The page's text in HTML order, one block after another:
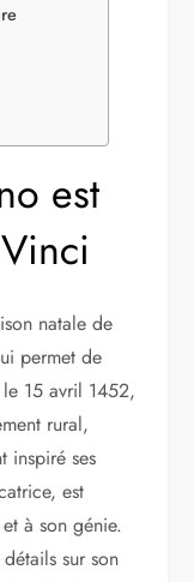
est
natale de
permet de
15 avril 1452,
rural,
inspiré ses
est
à son génie.
sur son